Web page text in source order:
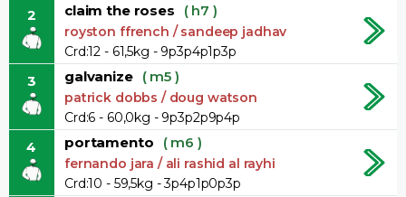
2 claim the roses ( h7 )
royston ffrench / sandeep jadhav
Crd:12 - 61,5kg - 9p3p4p1p3p
3 galvanize ( m5 )
patrick dobbs / doug watson
Crd:6 - 60,0kg - 9p3p2p9p4p
4 portamento ( m6 )
fernando jara / ali rashid al rayhi
Crd:10 - 59,5kg - 3p4p1p0p3p